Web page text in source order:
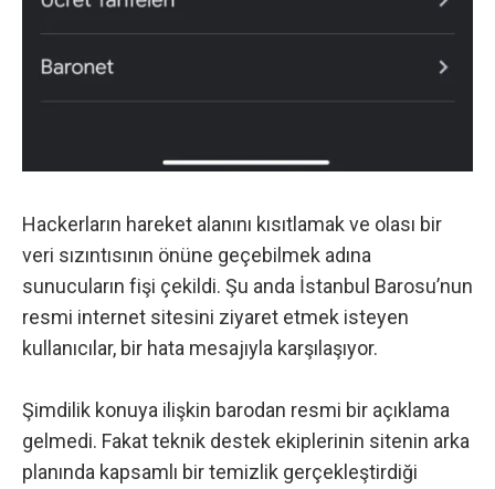
Hackerların hareket alanını kısıtlamak ve olası bir
veri sızıntısının önüne geçebilmek adına
sunucuların fişi çekildi. Şu anda İstanbul Barosu’nun
resmi internet sitesini ziyaret etmek isteyen
kullanıcılar, bir hata mesajıyla karşılaşıyor.
Şimdilik konuya ilişkin barodan resmi bir açıklama
gelmedi. Fakat teknik destek ekiplerinin sitenin arka
planında kapsamlı bir temizlik gerçekleştirdiği